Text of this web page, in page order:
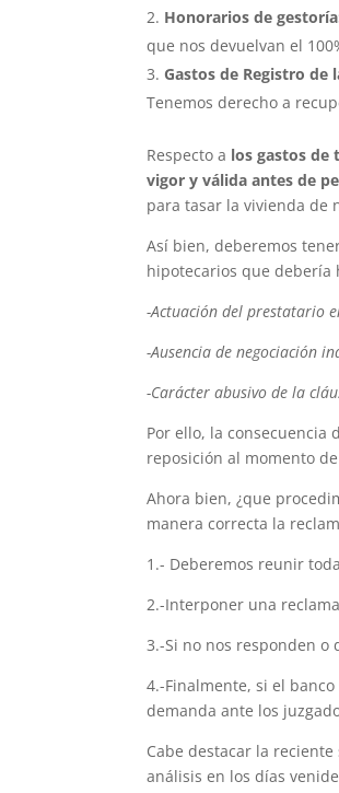
Honorarios de
que nos devuelvan el
Gastos de Registro de
Tenemos derecho a
Respecto a los gastos de
vigor y válida antes de
para tasar la vivienda de
Así bien, deberemos
hipotecarios que
-Actuación del prestatario
-Ausencia de negociación
-Carácter abusivo de la
Por ello, la consecuencia
reposición al momento
Ahora bien, ¿que
manera correcta la
1.- Deberemos reunir
2.-Interponer una
3.-Si no nos responden o
4.-Finalmente, si el
demanda ante los
Cabe destacar la
análisis en los días